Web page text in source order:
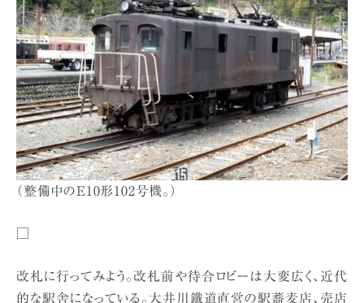
（整備中のE10形102号機。）
改札に行ってみよう。改札前や待合ロビーは大変広く、近代
的な駅舎になっている。大井川鐵道直営の駅蕎麦店、売店